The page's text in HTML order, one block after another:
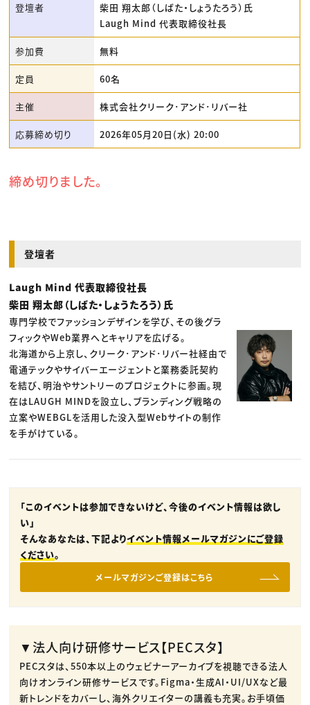
登壇者
柴田 翔太郎（しばた・しょうたろう）氏
Laugh Mind 代表取締役社長
参加費 無料
定員 60名
主催 株式会社クリーク･アンド･リバー社
応募締め切り 2026年05月20日(水) 20:00
締め切りました。
登壇者
Laugh Mind 代表取締役社長
柴田 翔太郎（しばた・しょうたろう）氏
専門学校でファッションデザインを学び、その後グラ
フィックやWeb業界へとキャリアを広げる。
北海道から上京し、クリーク･アンド･リバー社経由で
電通テックやサイバーエージェントと業務委託契約
を結び、明治やサントリーのプロジェクトに参画。現
在はLAUGH MINDを設立し、ブランディング戦略の
立案やWEBGLを活用した没入型Webサイトの制作
を手がけている。
「このイベントは参加できないけど、今後のイベント情報は欲し
い」
そんなあなたは、下記よりイベント情報メールマガジンにご登録
ください。
メールマガジンご登録はこちら
▼法人向け研修サービス【PECスタ】
PECスタは、550本以上のウェビナーアーカイブを視聴できる法人
向けオンライン研修サービスです。​Figma・生成AI・UI/UXなど最
新トレンドをカバーし、海外クリエイターの講義も充実。​お手頃価